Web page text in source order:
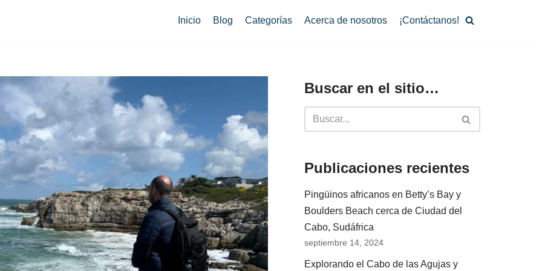
Inicio Blog Categorías Acerca de nosotros ¡Contáctanos!
Buscar en el sitio…
Publicaciones recientes
Pingüinos africanos en Betty’s Bay y
Boulders Beach cerca de Ciudad del
Cabo, Sudáfrica
septiembre 14, 2024
Explorando el Cabo de las Agujas y